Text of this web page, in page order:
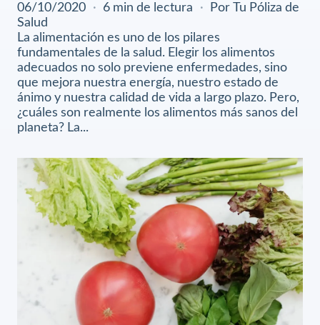
06/10/2020 · 6 min de lectura ·
Por Tu Póliza de
Salud
La alimentación es uno de los pilares
fundamentales de la salud. Elegir los alimentos
adecuados no solo previene enfermedades, sino
que mejora nuestra energía, nuestro estado de
ánimo y nuestra calidad de vida a largo plazo. Pero,
¿cuáles son realmente los alimentos más sanos del
planeta? La...